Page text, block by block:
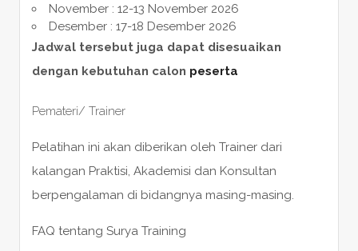
November : 12-13 November 2026
Desember : 17-18 Desember 2026
Jadwal tersebut juga dapat disesuaikan
dengan kebutuhan calon peserta
Pemateri/ Trainer
Pelatihan ini akan diberikan oleh Trainer dari
kalangan Praktisi, Akademisi dan Konsultan
berpengalaman di bidangnya masing-masing.
FAQ tentang Surya Training